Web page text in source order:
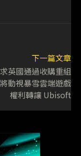
下一篇文章
英國通過收購重組
動視暴雪雲端遊戲
權利轉讓 Ubisoft